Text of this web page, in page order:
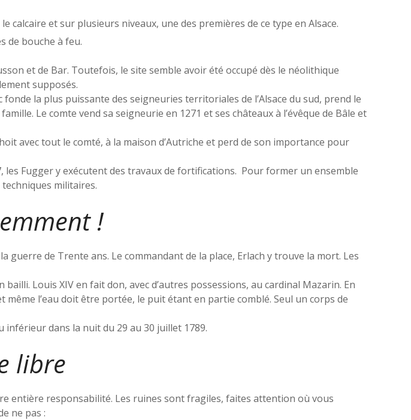
calcaire et sur plusieurs niveaux, une des premières de ce type en Alsace.
de bouche à feu.
et de Bar. Toutefois, le site semble avoir été occupé dès le néolithique
supposés.
la plus puissante des seigneuries territoriales de l’Alsace du sud, prend le
Le comte vend sa seigneurie en 1271 et ses châteaux à l’évêque de Bâle et
avec tout le comté, à la maison d’Autriche et perd de son importance pour
Fugger y exécutent des travaux de fortifications. Pour former un ensemble
militaires.
!
de Trente ans. Le commandant de la place, Erlach y trouve la mort. Les
Louis XIV en fait don, avec d’autres possessions, au cardinal Mazarin. En
même l’eau doit être portée, le puit étant en partie comblé. Seul un corps de
inférieur dans la nuit du 29 au 30 juillet 1789.
libre
entière responsabilité. Les ruines sont fragiles, faites attention où vous
ne pas :